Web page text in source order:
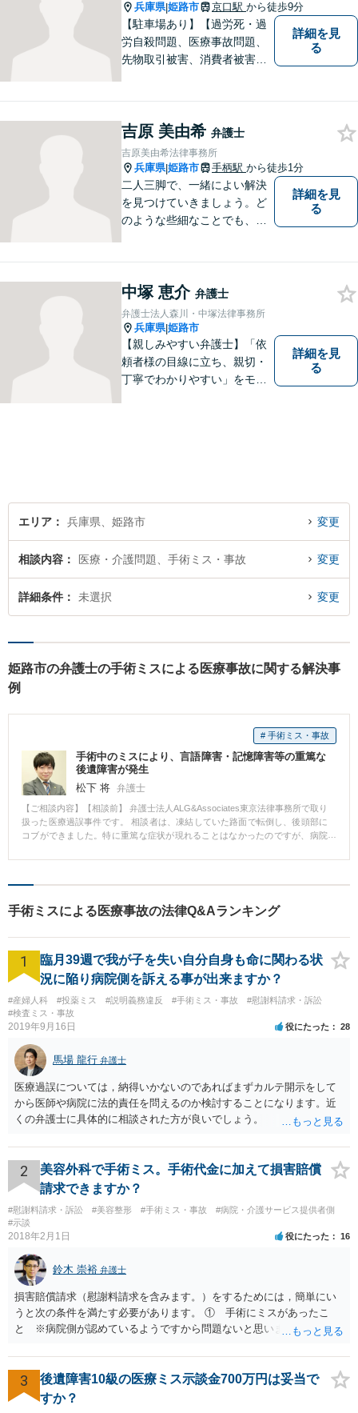
兵庫県|姫路市 京口駅 から徒歩9分
【駐車場あり】【過労死・過
労自殺問題、医療事故問題、
先物取引被害、消費者被害、
い社会になるためのお力にな
ることができればと考えてい
ます。 お気軽にご相談くださ
い。
詳細を見
る
吉原 美由希 弁護士
吉原美由希法律事務所
兵庫県|姫路市 手柄駅 から徒歩1分
二人三脚で、一緒によい解決
を見つけていきましょう。ど
のような些細なことでも、ま
詳細を見
る
中塚 恵介 弁護士
弁護士法人森川・中塚法律事務所
兵庫県|姫路市
【親しみやすい弁護士】「依
頼者様の目線に立ち、親切・
丁寧でわかりやすい」をモッ
ことがあります。
詳細を見
る
エリア 兵庫県、姫路市 変更
相談内容 医療・介護問題、手術ミス・事故 変更
詳細条件 未選択 変更
姫路市の弁護士の手術ミスによる医療事故に関する解決事
例
# 手術ミス・事故
手術中のミスにより、言語障害・記憶障害等の重篤な
後遺障害が発生
松下 将 弁護士
【ご相談内容】【相談前】 弁護士法人ALG&Associates東京法律事務所で取り
扱った医療過誤事件です。 相談者は、凍結していた路面で転倒し、後頭部に
コブができました。特に重篤な症状が現れることはなかったのですが、病院
され、経過観察のため入院することになりました。 入院後、頭部の血腫は縮
受けることになりました。 しかし、同手術後、相談者に言語障害・記憶障害
等の重篤な後遺障害が発生してしまいました。医師は、相談者の後遺障害に
た。 【相談後】 本件は、慢性硬膜下血腫であり、本件では、穿頭血腫ドレナ
ージ術が実施されました。 この手術は、頭蓋骨に約1センチメートルの穴をあ
け、その穴に、チューブを差し込み血腫を吸引するといった手術です。 手術
の難易度としてもそれほど難しいものではなく、研修医レベルでも実施可能
なものとされています。 相談者に発生した後遺障害は、チューブを挿入し処
置をしている際、硬膜の下にあるくも膜や軟膜を貫通し、脳を傷つけてしま
られないとのことでした。 協力医の意見を踏まえ、病院側と交渉したとこ
ろ、病院側は過失については争うことなく、後遺障害の程度が中心の論点と
なり、金銭面での協議になり、解決金として2000万円で解決することになり
ました。 【弁護士からのコメント】 本件は、相談者の話によれば、相談者
に対し、合併症によるものであり責任はないとの説明をしていたとのことで
したので、病院側は過失・責任を否認し、全面対決になることも覚悟してい
ら、相談者に金銭的負担もかかり、さらに解決まで時間を要することが一般
的です。 本件は、協力医による聞き取りで、明確に医療過誤があると確信で
きたことや、それに基づき医学文献などの調査が十分にできたため、相手方
に対し交渉をする前提として、相手方が損害賠償を支払わなければならない
とにより、相手方病院とは過失について争うことなく協議ができました。 交
渉により、最終的には2000万円の賠償金を支払う旨の内容で合意に至りまし
たが、交渉で2000万円の損害賠償を獲得できたのは、高額の部類に入ると思
います。 それよりもなお、訴訟を行うことなく交渉により上記賠償金を獲得
できたことは、相談者にとって、早期解決により金銭的・精神的な負担が軽
減できたことが大きいと思います。 また、本件は、早期に協力医が医療過誤
であることを明確にしていただいたことからも、協力医に力を借り、調査を
することの重要性を再確認できた事案だと思います。
手術ミスによる医療事故の法律Q&Aランキング
1
臨月39週で我が子を失い自分自身も命に関わる状
況に陥り病院側を訴える事が出来ますか？
#産婦人科 #投薬ミス #説明義務違反 #手術ミス・事故
#慰謝料請求・訴訟
#検査ミス・事故
2019年9月16日 役にたった 28
馬場 龍行 弁護士
医療過誤については，納得いかないのであればまずカルテ開示をして
から医師や病院に法的責任を問えるのか検討することになります。近
くの弁護士に具体的に相談された方が良いでしょう。
2
美容外科で手術ミス。手術代金に加えて損害賠償
請求できますか？
#慰謝料請求・訴訟 #美容整形 #手術ミス・事故
#病院・介護サービス提供者側
#示談
2018年2月1日 役にたった 16
鈴木 崇裕 弁護士
損害賠償請求（慰謝料請求を含みます。）をするためには，簡単にい
うと次の条件を満たす必要があります。 ① 手術にミスがあったこ
と ※病院側が認めているようですから問題ないと思います。 ② 手
術のミスの「せいで」マスクが外せなくなったこと ④ 仕事を休まな
ければならなくなった「せいで」休業損害が発生したこと ⑤ マスク
を外せなくなった「せいで」経済的に評価できる精神的な損害が発生
したこと 「せいで」と強調した点が，内藤先生のご指摘なさる「相当
3
後遺障害10級の医療ミス示談金700万円は妥当で
すか？